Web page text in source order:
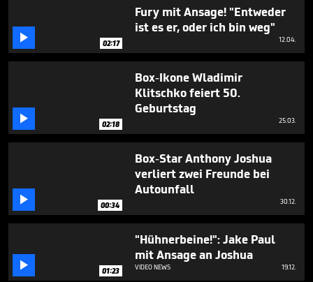
seconds
 02:17
Fury mit Ansage! "Entweder
ist es er, oder ich bin weg"
12.04.
 02:18
Box-Ikone Wladimir
Klitschko feiert 50.
Geburtstag
25.03.
 00:34
Box-Star Anthony Joshua
verliert zwei Freunde bei
Autounfall
30.12.
 01:23
"Hühnerbeine!": Jake Paul
mit Ansage an Joshua
VIDEO NEWS 19.12.